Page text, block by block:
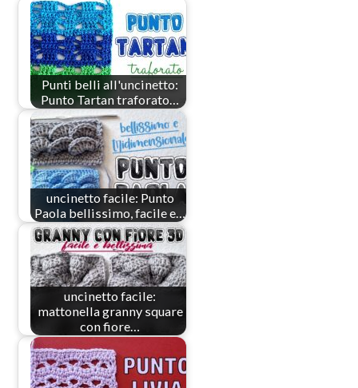
Punti belli all'uncinetto:
Punto Tartan traforato…
uncinetto facile: Punto
Paola bellissimo, facile e…
uncinetto facile:
mattonella granny square
con fiore…